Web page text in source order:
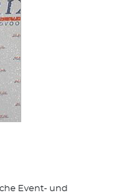
Event- und